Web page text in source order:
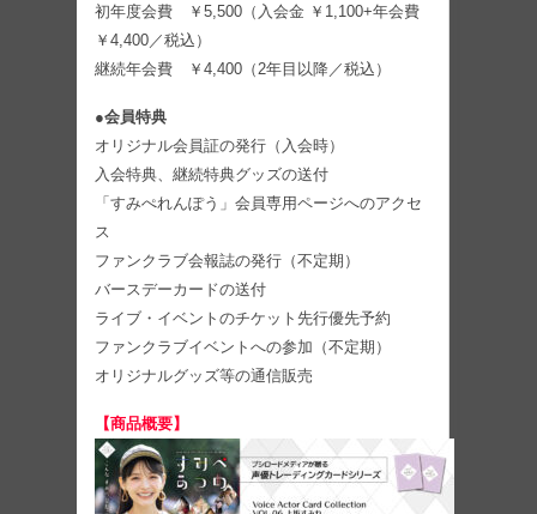
初年度会費 ￥5,500（入会金 ￥1,100+年会費
￥4,400／税込）
継続年会費 ￥4,400（2年目以降／税込）
●会員特典
オリジナル会員証の発行（入会時）
入会特典、継続特典グッズの送付
「すみぺれんぽう」会員専用ページへのアクセ
ス
ファンクラブ会報誌の発行（不定期）
バースデーカードの送付
ライブ・イベントのチケット先行優先予約
ファンクラブイベントへの参加（不定期）
オリジナルグッズ等の通信販売
【商品概要】